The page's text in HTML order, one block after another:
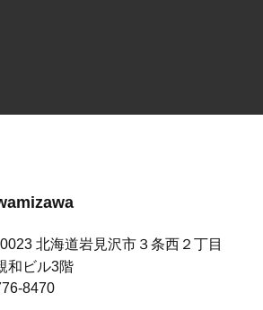
北海道岩見沢市３条西２丁目
和ビル3階
8470